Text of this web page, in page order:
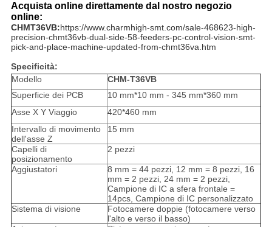
Acquista online direttamente dal nostro negozio
online:
CHMT36VB:https://www.charmhigh-smt.com/sale-468623-high-
precision-chmt36vb-dual-side-58-feeders-pc-control-vision-smt-
pick-and-place-machine-updated-from-chmt36va.htm
Specificità:
Modello
CHM-T36VB
Superficie dei PCB
10 mm*10 mm - 345 mm*360 mm
Asse X Y Viaggio
420*460 mm
Intervallo di movimento
dell'asse Z
15 mm
Capelli di
posizionamento
2 pezzi
Aggiustatori
8 mm = 44 pezzi, 12 mm = 8 pezzi, 16
mm = 2 pezzi, 24 mm = 2 pezzi,
Campione di IC a sfera frontale =
14pcs, Campione di IC personalizzato
Sistema di visione
Fotocamere doppie (fotocamere verso
l'alto e verso il basso)